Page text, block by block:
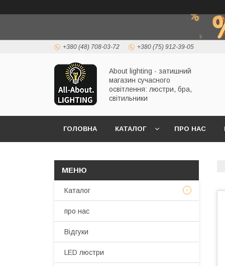
+380 (48) 708-03-72 +380 (75) 912-39-05
About lighting - затишний
магазин сучасного
освітлення: люстри, бра,
світильники
ГОЛОВНА КАТАЛОГ ПРО НАС
Каталог
про нас
Відгуки
LED люстри